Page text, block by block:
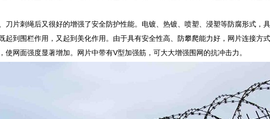
片刺绳后又很好的增强了安全防护性能。电镀、热镀、喷塑、浸塑等防腐形式，
起到围栏作用，又起到美化作用。由于具有安全性高、防攀爬能力好，网片连接方
使网面强度显著增加。网片中带有V型加强筋，可大大增强围网的抗冲击力。